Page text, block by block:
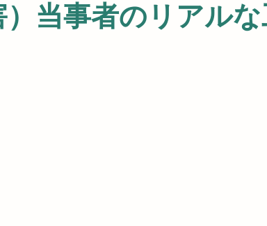
当事者のリアル